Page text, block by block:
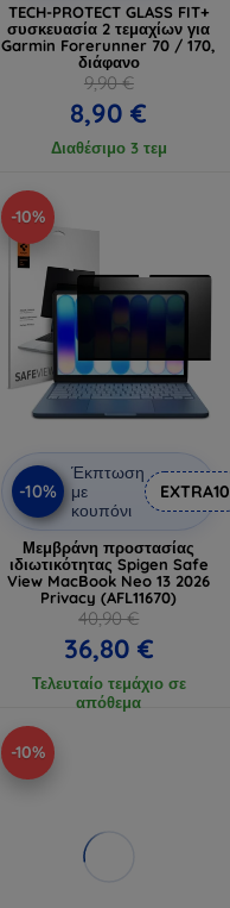
TECH-PROTECT GLASS FIT+
συσκευασία 2 τεμαχίων για
Garmin Forerunner 70 / 170,
διάφανο
9,90 €
8,90 €
Διαθέσιμο 3 τεμ
-10%
-10%
Έκπτωση
με
κουπόνι
EXTRA10
Μεμβράνη προστασίας
ιδιωτικότητας Spigen Safe
View MacBook Neo 13 2026
Privacy (AFL11670)
40,90 €
36,80 €
Τελευταίο τεμάχιο σε
απόθεμα
-10%